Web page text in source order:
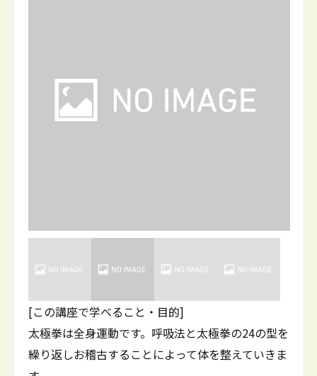
[この講座で学べること・目的]
太極拳は全身運動です。呼吸法と太極拳の24の型を
繰り返しお稽古することによって体を整えていきま